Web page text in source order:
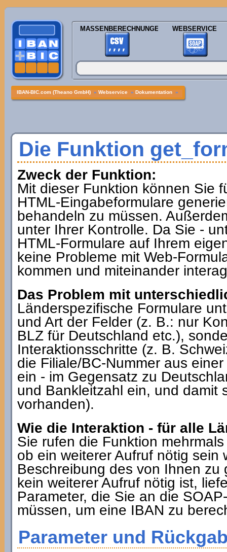
MASSENBERECHNUNGEN WEBSERVICE
IBAN-BIC.com (Theano GmbH) » Webservice » Dokumentation »
Die Funktion
Zweck der Funktion:
Mit dieser Funktion können Sie
HTML-Eingabeformulare
behandeln zu müssen.
unter Ihrer Kontrolle. Da Sie -
HTML-Formulare auf Ihrem
keine Probleme mit Web-
kommen und miteinander
Das Problem mit
Länderspezifische Formulare
und Art der Felder (z. B.: nur
BLZ für Deutschland etc.),
Interaktionsschritte (z. B.
die Filiale/BC-Nummer aus
ein - im Gegensatz zu
und Bankleitzahl ein, und damit
vorhanden).
Wie die Interaktion - für alle
Sie rufen die Funktion
ob ein weiterer Aufruf nötig sein
Beschreibung des von Ihnen zu
kein weiterer Aufruf nötig ist,
Parameter, die Sie an die
müssen, um eine IBAN zu
Parameter und